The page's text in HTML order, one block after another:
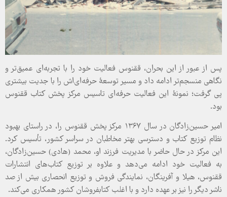
پس از عبور از این بحران، ققنوس فعالیت خود را با تجربه‌ای عمیق‌تر و
نگاهی منسجم‌تر ادامه داد و مسیر توسعۀ حرفه‌ای‌اش را با جدیت بیشتری
پی گرفت؛ نمونۀ این فعالیت حرفه‌ای تاسیس مرکز پخش کتاب ققنوس
بود.
امیر حسین‌زادگان در سال ۱۳۶۷ مرکز پخش ققنوس را، در راستای بهبود
نظام توزیع کتاب و دسترسی بهتر مخاطبان در سراسر کشور، تأسیس کرد.
این مرکز در حال حاضر با مدیریت فرزند او، محمد (هادی) حسین‌زادگان،
به فعالیت خود ادامه می‌دهد و علاوه بر توزیع کتاب‌های انتشارات
ققنوس، هیلا و آفرینگان، نمایندگی فروش و توزیع انحصاری بیش از صد
ناشر دیگر را نیز بر عهده دارد و با اغلب کتابفروشان کشور همکاری می‌کند.